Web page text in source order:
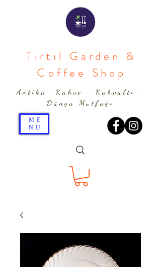
Tırtıl Garden &
Coffee Shop
ME
NU
Antika -Kahve - Kahvaltı -
Dünya Mutfağı